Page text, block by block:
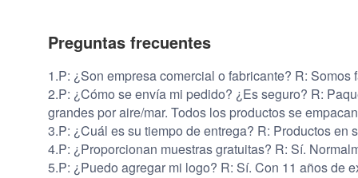
Preguntas frecuentes
1.P: ¿Son empresa comercial o fabricante? R: Somos
2.P: ¿Cómo se envía mi pedido? ¿Es seguro? R:
grandes por aire/mar. Todos los productos se
3.P: ¿Cuál es su tiempo de entrega? R: Productos
4.P: ¿Proporcionan muestras gratuitas? R: Sí.
5.P: ¿Puedo agregar mi logo? R: Sí. Con 11 años de